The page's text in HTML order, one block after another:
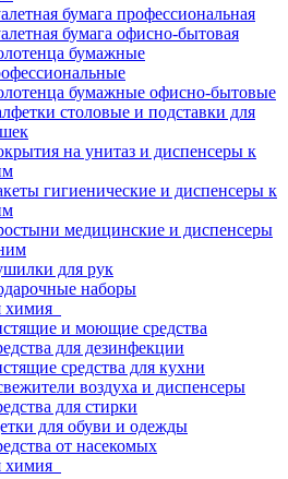
бумага профессиональная
бумага офисно-бытовая
бумажные
бумажные офисно-бытовые
столовые и подставки для
на унитаз и диспенсеры к
гигиенические и диспенсеры к
медицинские и диспенсеры
для рук
наборы
химия
и моющие средства
для дезинфекции
средства для кухни
воздуха и диспенсеры
для стирки
для обуви и одежды
от насекомых
химия